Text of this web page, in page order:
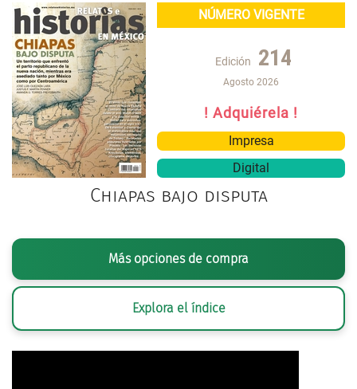
NÚMERO VIGENTE
Edición 214
Agosto 2026
! Adquiérela !
Impresa
Digital
Chiapas bajo disputa
Más opciones de compra
Explora el índice